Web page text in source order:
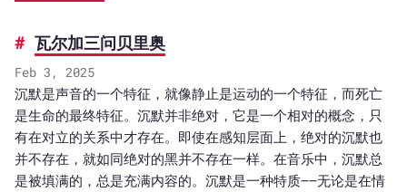
瓦尔加三问贝里奥
Feb 3, 2025
沉默是声音的一个特征，就像静止是运动的一个特征，而死亡
是生命的最终特征。沉默并非绝对，它是一个相对的概念，只
有在对立的关系中才存在。即使在感知层面上，绝对的沉默也
并不存在，就如同绝对的黑并不存在一样。在音乐中，沉默总
是被填满的，总是充满内容的。沉默是一种特质——无论是在情